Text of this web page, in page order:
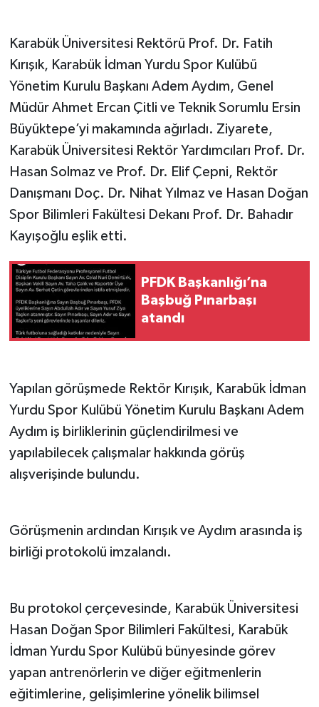
Karabük Üniversitesi Rektörü Prof. Dr. Fatih
Kırışık, Karabük İdman Yurdu Spor Kulübü
Yönetim Kurulu Başkanı Adem Aydım, Genel
Müdür Ahmet Ercan Çitli ve Teknik Sorumlu Ersin
Büyüktepe’yi makamında ağırladı. Ziyarete,
Karabük Üniversitesi Rektör Yardımcıları Prof. Dr.
Hasan Solmaz ve Prof. Dr. Elif Çepni, Rektör
Danışmanı Doç. Dr. Nihat Yılmaz ve Hasan Doğan
Spor Bilimleri Fakültesi Dekanı Prof. Dr. Bahadır
Kayışoğlu eşlik etti.
PFDK Başkanlığı’na
Başbuğ Pınarbaşı
atandı
Yapılan görüşmede Rektör Kırışık, Karabük İdman
Yurdu Spor Kulübü Yönetim Kurulu Başkanı Adem
Aydım iş birliklerinin güçlendirilmesi ve
yapılabilecek çalışmalar hakkında görüş
alışverişinde bulundu.
Görüşmenin ardından Kırışık ve Aydım arasında iş
birliği protokolü imzalandı.
Bu protokol çerçevesinde, Karabük Üniversitesi
Hasan Doğan Spor Bilimleri Fakültesi, Karabük
İdman Yurdu Spor Kulübü bünyesinde görev
yapan antrenörlerin ve diğer eğitmenlerin
eğitimlerine, gelişimlerine yönelik bilimsel